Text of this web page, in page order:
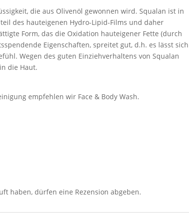
die aus Olivenöl gewonnen wird. Squalan ist in
des hauteigenen Hydro-Lipid-Films und daher
Form, das die Oxidation hauteigener Fette (durch
Eigenschaften, spreitet gut, d.h. es lässt sich
Wegen des guten Einziehverhaltens von Squalan
die Haut.
empfehlen wir Face & Body Wash.
haben, dürfen eine Rezension abgeben.